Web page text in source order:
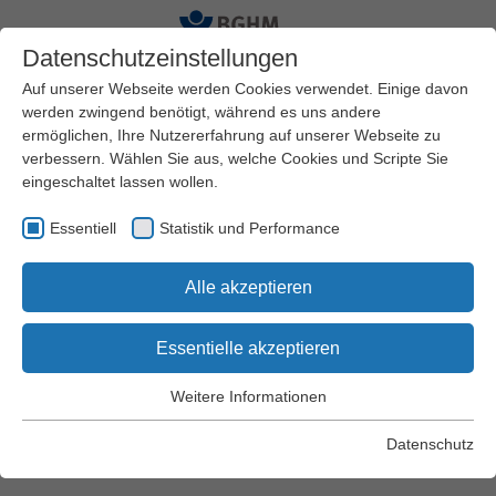
Startseite BGHM Standorte
Standort Düsseldorf
40472 Düsseldorf
Wir bitten Besucherinnen
und Besucher, einen
Datenschutzeinstellungen
Auf unserer Webseite werden Cookies verwendet. Einige davon
werden zwingend benötigt, während es uns andere
ermöglichen, Ihre Nutzererfahrung auf unserer Webseite zu
verbessern. Wählen Sie aus, welche Cookies und Scripte Sie
eingeschaltet lassen wollen.
Essentiell Statistik und Performance
Alle akzeptieren
Essentielle akzeptieren
Essentielle Cookies werden für grundlegende Funktionen der
Webseite einwandfrei funktioniert.
Weitere Informationen
Datenschutz